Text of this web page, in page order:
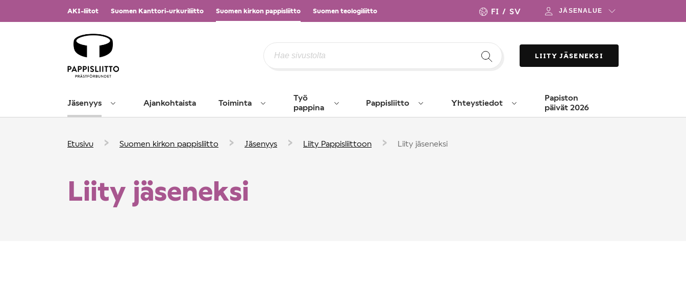
AKI-liitot Suomen Kanttori-urkuriliitto Suomen kirkon pappisliitto Suomen teologiliitto FI SV JÄSENALUE
LIITY JÄSENEKSI
Jäsenyys Ajankohtaista Toiminta
Työ
pappina
Pappisliitto Yhteystiedot
Papiston
päivät 2026
Etusivu › Suomen kirkon pappisliitto › Jäsenyys › Liity Pappisliittoon › Liity jäseneksi
Liity jäseneksi